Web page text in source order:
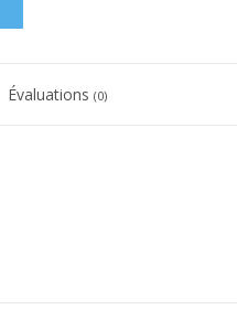
Évaluations (0)